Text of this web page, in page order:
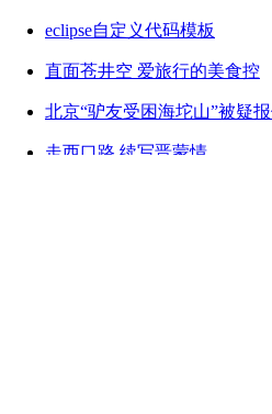
eclipse自定义代码模板
直面苍井空 爱旅行的美食控
北京“驴友受困海坨山”被疑
走西口路 续写晋蒙情